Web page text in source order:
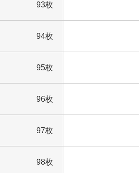
93枚
94枚
95枚
96枚
97枚
98枚